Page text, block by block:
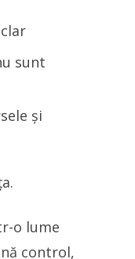
sunt
și
o lume
control,